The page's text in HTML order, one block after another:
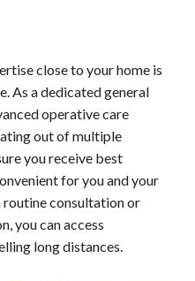
close to your home is
As a dedicated general
operative care
out of multiple
you receive best
for you and your
routine consultation or
you can access
long distances.